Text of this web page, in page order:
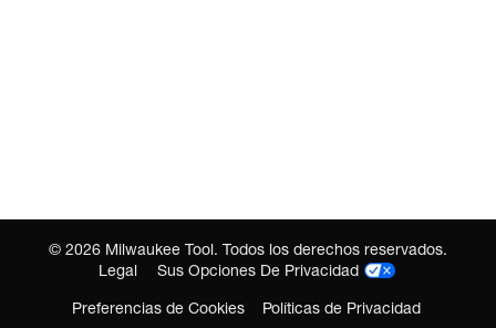
© 2026 Milwaukee Tool. Todos los derechos reservados.
Legal
Sus Opciones De Privacidad
Preferencias de Cookies
Políticas de Privacidad